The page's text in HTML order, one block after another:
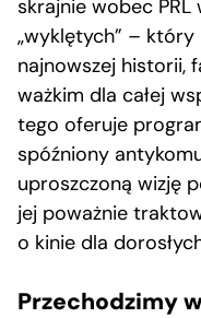
skrajnie wobec
„wyklętych” –
najnowszej historii,
ważkim dla całej
tego oferuje
spóźniony
uproszczoną wizję
jej poważnie
o kinie dla
Przechodzimy